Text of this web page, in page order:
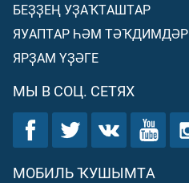
БЕҘҘЕҢ УҘАҠТАШТАР
ЯУАПТАР ҺӘМ ТӘҠДИМДӘР
ЯРҘАМ ҮҘӘГЕ
МЫ В СОЦ. СЕТЯХ
МОБИЛЬ ҠУШЫМТА